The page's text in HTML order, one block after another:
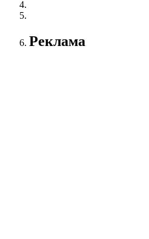
Реклама